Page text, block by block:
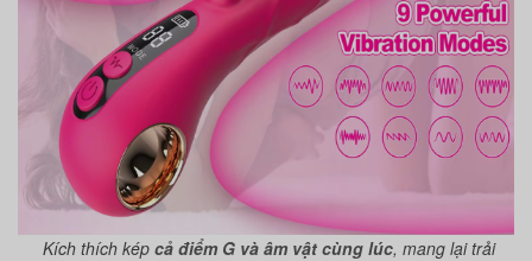
Kích thích kép cả điểm G và âm vật cùng lúc, mang lại trải